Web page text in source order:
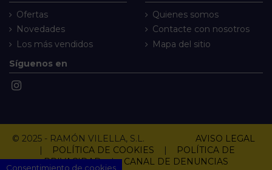
Ofertas
Novedades
Los más vendidos
Quienes somos
Contacte con nosotros
Mapa del sitio
Síguenos en
© 2025 - RAMÓN VILELLA, S.L. AVISO LEGAL
|
POLÍTICA DE COOKIES |
POLÍTICA DE
PRIVACIDAD| CANAL DE DENUNCIAS
Consentimiento de cookies